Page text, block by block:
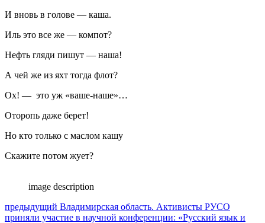
И вновь в голове — каша.
Иль это все же — компот?
Нефть гляди пишут — наша!
А чей же из яхт тогда флот?
Ох! — это уж «ваше-наше»…
Оторопь даже берет!
Но кто только с маслом кашу
Скажите потом жует?
image description
Навигация
предыдущий Предыдущий
пост:
Владимирская область. Активисты РУСО
приняли участие в научной конференции: «Русский язык и